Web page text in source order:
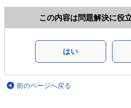
この内容は問題解決に役
はい
前のページへ戻る